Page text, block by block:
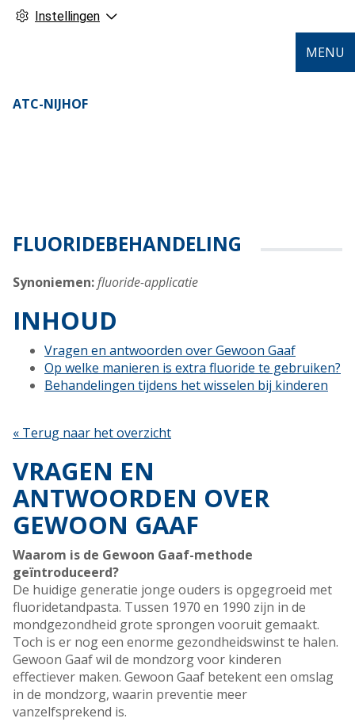
Instellingen
ATC-NIJHOF
MENU
FLUORIDEBEHANDELING
Synoniemen:fluoride-applicatie
INHOUD
Vragen en antwoorden over Gewoon Gaaf
Op welke manieren is extra fluoride te gebruiken?
Behandelingen tijdens het wisselen bij kinderen
« Terug naar het overzicht
VRAGEN EN
ANTWOORDEN OVER
GEWOON GAAF
Waarom is de Gewoon Gaaf-methode
geïntroduceerd?
De huidige generatie jonge ouders is opgegroeid met
fluoridetandpasta. Tussen 1970 en 1990 zijn in de
mondgezondheid grote sprongen vooruit gemaakt.
Toch is er nog een enorme gezondheidswinst te halen.
Gewoon Gaaf wil de mondzorg voor kinderen
effectiever maken. Gewoon Gaaf betekent een omslag
in de mondzorg, waarin preventie meer
vanzelfsprekend is.